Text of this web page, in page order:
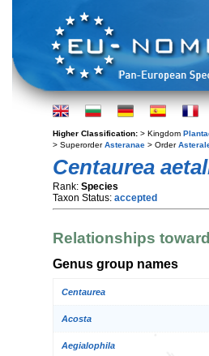
Higher Classification: > Kingdom
> SuperorderAsteranae > Order
Centaurea
Rank: Species
Taxon Status: accepted
Relationships
Genus group names
Centaurea
Acosta
Aegialophila